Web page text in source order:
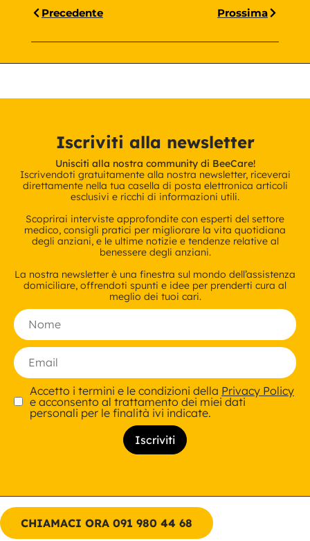
Precedente Prossima
Iscriviti alla newsletter
Unisciti alla nostra community di BeeCare!
Iscrivendoti gratuitamente alla nostra newsletter, riceverai
direttamente nella tua casella di posta elettronica articoli
esclusivi e ricchi di informazioni utili.
Scoprirai interviste approfondite con esperti del settore
medico, consigli pratici per migliorare la vita quotidiana
degli anziani, e le ultime notizie e tendenze relative al
benessere degli anziani.
La nostra newsletter è una finestra sul mondo dell’assistenza
domiciliare, offrendoti spunti e idee per prenderti cura al
meglio dei tuoi cari.
Accetto i termini e le condizioni della Privacy Policy
e acconsento al trattamento dei miei dati
personali per le finalità ivi indicate.
CHIAMACI ORA 091 980 44 68